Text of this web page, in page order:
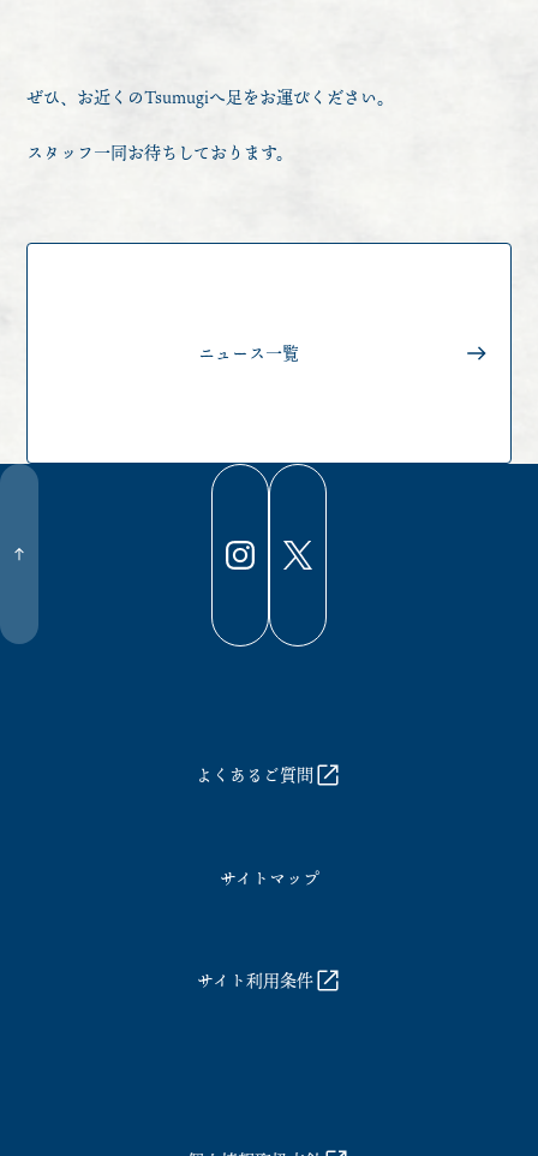
ぜひ、お近くのTsumugiへ足をお運びください。
スタッフ一同お待ちしております。
ニュース一覧
Instagram
X
よくあるご質問
サイトマップ
サイト利用条件